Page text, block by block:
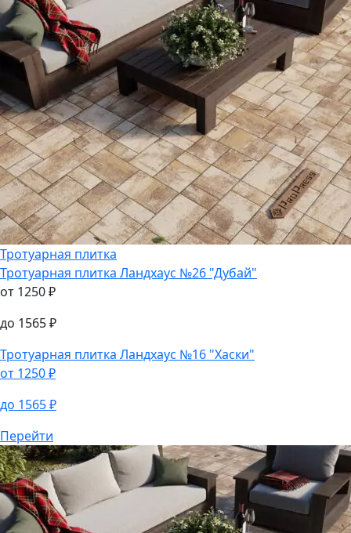
Перейти
Тротуарная плитка
Тротуарная плитка Ландхаус №26 "Дубай"
от 1250₽
до 1565₽
Тротуарная плитка
от1250₽
до1565 ₽
Перейти